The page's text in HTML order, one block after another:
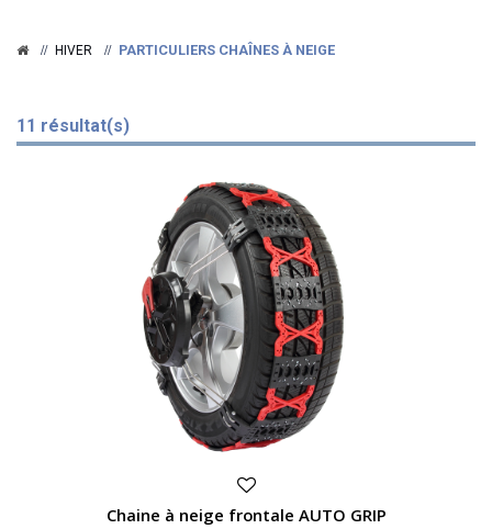
HIVER PARTICULIERS CHAÎNES À NEIGE
11 résultat(s)
Chaine à neige frontale AUTO GRIP